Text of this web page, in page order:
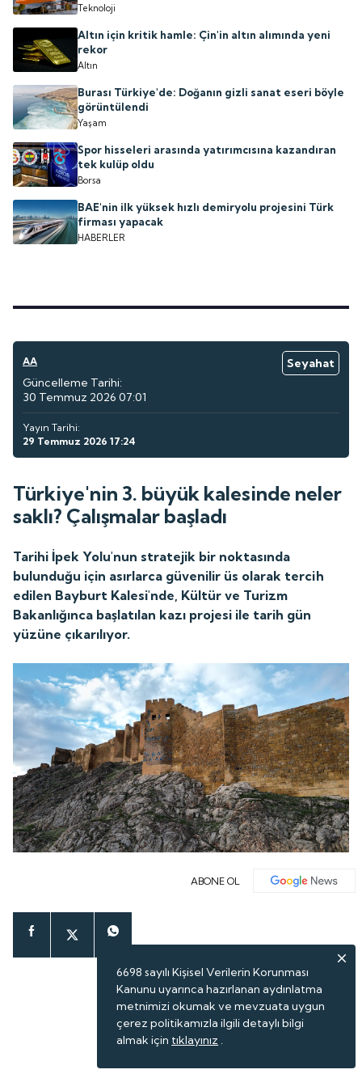
Teknoloji
Altın için kritik hamle: Çin'in altın alımında yeni
rekor
Altın
Burası Türkiye'de: Doğanın gizli sanat eseri böyle
görüntülendi
Yaşam
Spor hisseleri arasında yatırımcısına kazandıran
tek kulüp oldu
Borsa
BAE'nin ilk yüksek hızlı demiryolu projesini Türk
firması yapacak
HABERLER
AA
Seyahat
Güncelleme Tarihi:
30 Temmuz 2026 07:01
Yayın Tarihi:
29 Temmuz 2026 17:24
Türkiye'nin 3. büyük kalesinde neler
saklı? Çalışmalar başladı
Tarihi İpek Yolu'nun stratejik bir noktasında
bulunduğu için asırlarca güvenilir üs olarak tercih
edilen Bayburt Kalesi'nde, Kültür ve Turizm
Bakanlığınca başlatılan kazı projesi ile tarih gün
yüzüne çıkarılıyor.
ABONE OL
6698 sayılı Kişisel Verilerin Korunması
Kanunu uyarınca hazırlanan aydınlatma
metnimizi okumak ve mevzuata uygun
çerez politikamızla ilgili detaylı bilgi
almak için tıklayınız .